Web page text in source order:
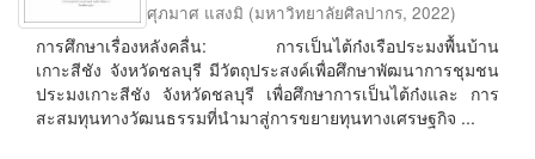
ศุภมาศ แสงมิ (มหาวิทยาลัยศิลปากร, 2022)
การศึกษาเรื่องหลังคลื่น: การเป็นไต้ก๋งเรือประมงพื้นบ้าน
เกาะสีชัง จังหวัดชลบุรี มีวัตถุประสงค์เพื่อศึกษาพัฒนาการชุมชน
ประมงเกาะสีชัง จังหวัดชลบุรี เพื่อศึกษาการเป็นไต้ก๋งและ การ
สะสมทุนทางวัฒนธรรมที่นำมาสู่การขยายทุนทางเศรษฐกิจ ...